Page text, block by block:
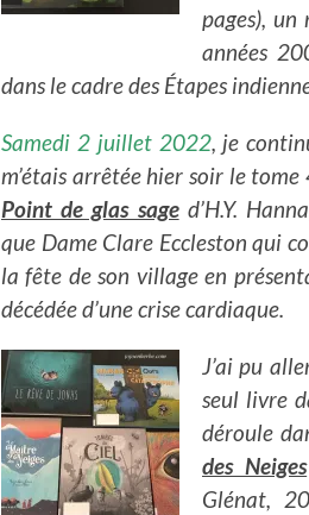
pages),
années
dans le cadre des Étapes
Samedi 2 juillet 2022, je
m’étais arrêtée hier soir le tome
Point de glas saged’H.Y.
que Dame Clare Eccleston qui
la fête de son village en
décédée d’une crise cardiaque.
J’ai pu
seul livre
déroule
des Neiges
Glénat,